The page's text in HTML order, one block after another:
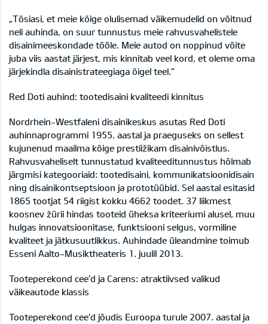
„Tõsiasi, et meie kõige olulisemad väikemudelid on võitnud
neli auhinda, on suur tunnustus meie rahvusvahelistele
disainimeeskondade tööle. Meie autod on noppinud võite
juba viis aastat järjest, mis kinnitab veel kord, et oleme oma
järjekindla disainistrateegiaga õigel teel.”
Red Doti auhind: tootedisaini kvaliteedi kinnitus
Nordrhein-Westfaleni disainikeskus asutas Red Doti
auhinnaprogrammi 1955. aastal ja praeguseks on sellest
kujunenud maailma kõige prestiižikam disainivõistlus.
Rahvusvaheliselt tunnustatud kvaliteeditunnustus hõlmab
järgmisi kategooriaid: tootedisaini, kommunikatsioonidisain
ning disainikontseptsioon ja prototüübid. Sel aastal esitasid
1865 tootjat 54 riigist kokku 4662 toodet. 37 liikmest
koosnev žürii hindas tooteid üheksa kriteeriumi alusel, muu
hulgas innovatsioonitase, funktsiooni selgus, vormiline
kvaliteet ja jätkusuutlikkus. Auhindade üleandmine toimub
Esseni Aalto-Musiktheateris 1. juulil 2013.
Tooteperekond cee’d ja Carens: atraktiivsed valikud
väikeautode klassis
Tooteperekond cee’d jõudis Euroopa turule 2007. aastal ja